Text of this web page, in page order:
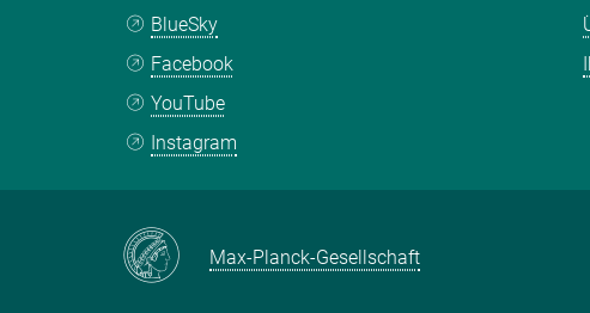
BlueSky
Facebook
YouTube
Instagram
Max-Planck-Gesellschaft